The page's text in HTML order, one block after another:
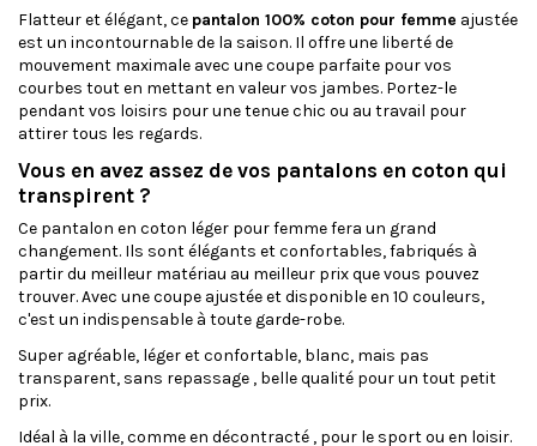
Flatteur et élégant, ce pantalon 100% coton pour femme ajustée
est un incontournable de la saison. Il offre une liberté de
mouvement maximale avec une coupe parfaite pour vos
courbes tout en mettant en valeur vos jambes. Portez-le
pendant vos loisirs pour une tenue chic ou au travail pour
attirer tous les regards.
Vous en avez assez de vos pantalons en coton qui
transpirent ?
Ce pantalon en coton léger pour femme fera un grand
changement. Ils sont élégants et confortables, fabriqués à
partir du meilleur matériau au meilleur prix que vous pouvez
trouver. Avec une coupe ajustée et disponible en 10 couleurs,
c'est un indispensable à toute garde-robe.
Super agréable, léger et confortable, blanc, mais pas
transparent, sans repassage , belle qualité pour un tout petit
prix.
Idéal à la ville, comme en décontracté , pour le sport ou en loisir.